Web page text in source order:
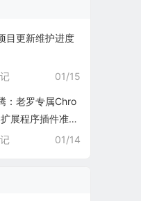
目更新维护进度
01/15
：老罗专属Chro
展程序插件准备
01/14